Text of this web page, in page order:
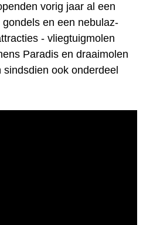
vorig jaar al een
en een nebulaz-
- vliegtuigmolen
Paradis en draaimolen
ook onderdeel